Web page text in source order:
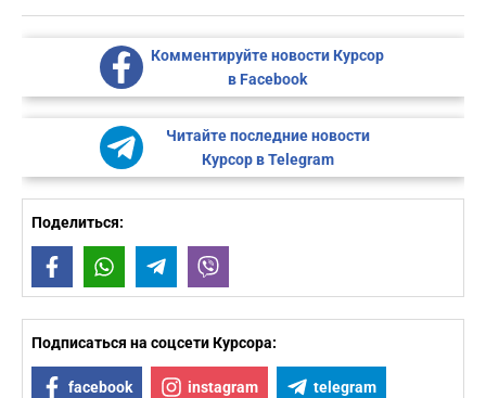
Комментируйте новости Курсор
в Facebook
Читайте последние новости
Курсор в Telegram
Поделиться:
FacebookWhatsAppTelegram
Подписаться на соцсети Курсора:
facebook instagram telegram